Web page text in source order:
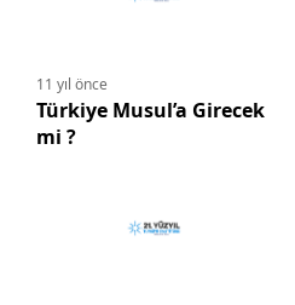
11 yıl önce
Türkiye Musul’a Girecek
mi ?